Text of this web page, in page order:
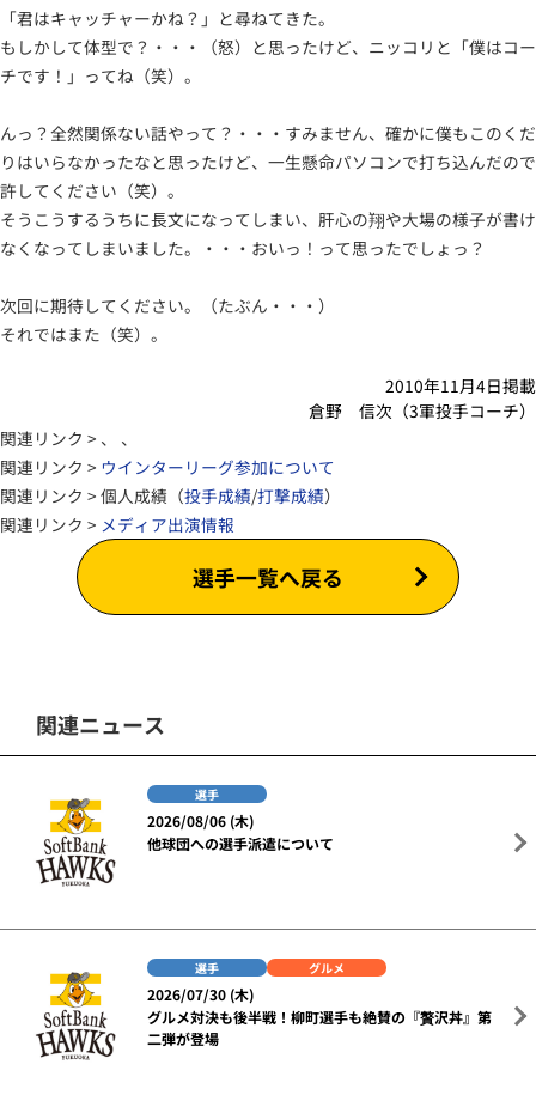
「君はキャッチャーかね？」と尋ねてきた。
もしかして体型で？・・・（怒）と思ったけど、ニッコリと「僕はコー
チです！」ってね（笑）。
んっ？全然関係ない話やって？・・・すみません、確かに僕もこのくだ
りはいらなかったなと思ったけど、一生懸命パソコンで打ち込んだので
許してください（笑）。
そうこうするうちに長文になってしまい、肝心の翔や大場の様子が書け
なくなってしまいました。・・・おいっ！って思ったでしょっ？
次回に期待してください。（たぶん・・・）
それではまた（笑）。
2010年11月4日掲載
倉野 信次（3軍投手コーチ）
関連リンク > 、 、
関連リンク > ウインターリーグ参加について
関連リンク > 個人成績（投手成績/打撃成績）
関連リンク > メディア出演情報
選手一覧へ戻る
関連ニュース
選手
2026/08/06 (木)
他球団への選手派遣について
選手 グルメ
2026/07/30 (木)
グルメ対決も後半戦！柳町選手も絶賛の『贅沢丼』第
二弾が登場